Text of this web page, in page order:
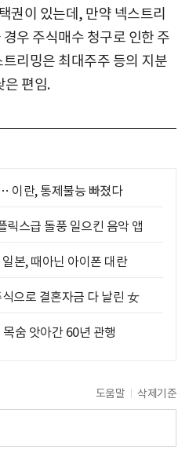
권이 있는데, 만약 넥스트리
우 주식매수 청구로 인한 주
리밍은 최대주주 등의 지분
은 편임.
이란, 통제불능 빠졌다
스급 돌풍 일으킨 음악 앱
본, 때아닌 아이폰 대란
으로 결혼자금 다 날린 女
숨 앗아간 60년 관행
도움말 삭제기준